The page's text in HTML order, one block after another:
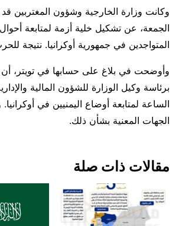
وكانت وزارة الخارجية وشؤون المغتربين
الجمعة، عن تشكيل خلية أزمة لمتابعة أحوال
المتواجدين في جمهورية أوكرانيا. نتيجة
وأوضحت في بلاغ على حسابها في تويتر، أن
برئاسة وكيل الوزارة للشؤون المالية
الساعة لمتابعة أوضاع اليمنيين في
الجهات المعنية بشأن ذلك.
مقالات ذات صلة